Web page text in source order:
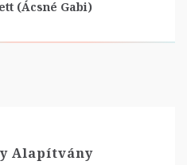
(Ácsné Gabi)
Alapítvány